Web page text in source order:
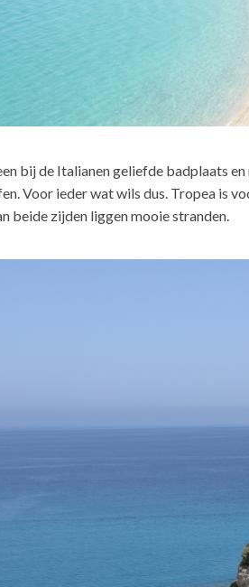
bij de Italianen geliefde badplaats
Voor ieder wat wils dus. Tropea is
beide zijden liggen mooie stranden.